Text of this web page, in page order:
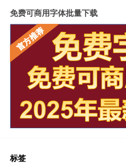
免费可商用字体批量下载
标签